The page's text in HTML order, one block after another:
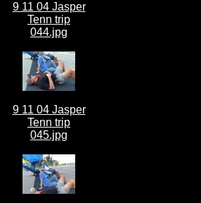
9 11 04 Jasper
Tenn trip
044.jpg
9 11 04 Jasper
Tenn trip
045.jpg